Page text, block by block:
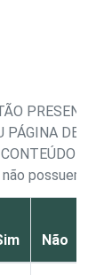
PÁGINA DE
possuem
Não